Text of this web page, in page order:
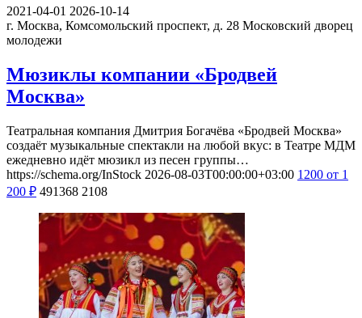
2021-04-01 2026-10-14
г. Москва, Комсомольский проспект, д. 28 Московский дворец
молодежи
Мюзиклы компании «Бродвей
Москва»
Театральная компания Дмитрия Богачёва «Бродвей Москва»
создаёт музыкальные спектакли на любой вкус: в Театре МДМ
ежедневно идёт мюзикл из песен группы…
https://schema.org/InStock 2026-08-03T00:00:00+03:00 1200 от 1
200 ₽ 491368 2108